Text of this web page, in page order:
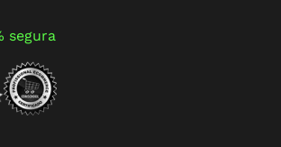
segura